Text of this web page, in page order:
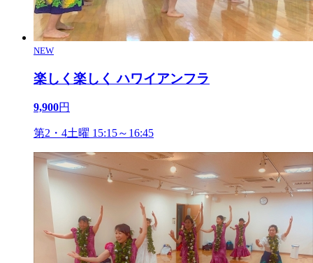
NEW
楽しく楽しく ハワイアンフラ
9,900円
第2・4土曜 15:15～16:45